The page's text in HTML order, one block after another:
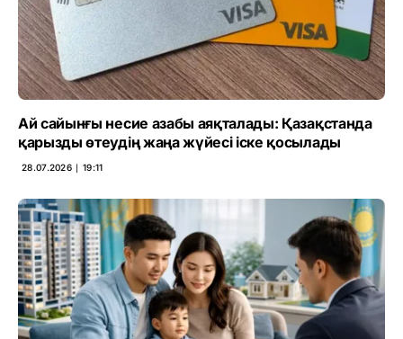
Ай сайынғы несие азабы аяқталады: Қазақстанда
қарызды өтеудің жаңа жүйесі іске қосылады
28.07.2026 ∣ 19:11